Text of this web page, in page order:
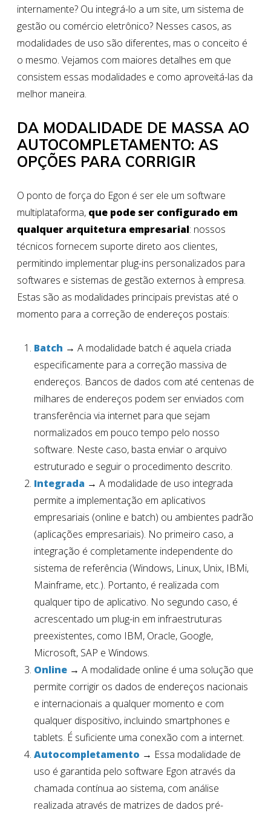
internamente? Ou integrá-lo a um site, um sistema de
gestão ou comércio eletrônico? Nesses casos, as
modalidades de uso são diferentes, mas o conceito é
o mesmo. Vejamos com maiores detalhes em que
consistem essas modalidades e como aproveitá-las da
melhor maneira.
DA MODALIDADE DE MASSA AO
AUTOCOMPLETAMENTO: AS
OPÇÕES PARA CORRIGIR
O ponto de força do Egon é ser ele um software
multiplataforma, que pode ser configurado em
qualquer arquitetura empresarial: nossos
técnicos fornecem suporte direto aos clientes,
permitindo implementar plug-ins personalizados para
softwares e sistemas de gestão externos à empresa.
Estas são as modalidades principais previstas até o
momento para a correção de endereços postais:
Batch → A modalidade batch é aquela criada
especificamente para a correção massiva de
endereços. Bancos de dados com até centenas de
milhares de endereços podem ser enviados com
transferência via internet para que sejam
normalizados em pouco tempo pelo nosso
software. Neste caso, basta enviar o arquivo
estruturado e seguir o procedimento descrito.
Integrada → A modalidade de uso integrada
permite a implementação em aplicativos
empresariais (online e batch) ou ambientes padrão
(aplicações empresariais). No primeiro caso, a
integração é completamente independente do
sistema de referência (Windows, Linux, Unix, IBMi,
Mainframe, etc.). Portanto, é realizada com
qualquer tipo de aplicativo. No segundo caso, é
acrescentado um plug-in em infraestruturas
preexistentes, como IBM, Oracle, Google,
Microsoft, SAP e Windows.
Online → A modalidade online é uma solução que
permite corrigir os dados de endereços nacionais
e internacionais a qualquer momento e com
qualquer dispositivo, incluindo smartphones e
tablets. É suficiente uma conexão com a internet.
Autocompletamento → Essa modalidade de
uso é garantida pelo software Egon através da
chamada contínua ao sistema, com análise
realizada através de matrizes de dados pré-